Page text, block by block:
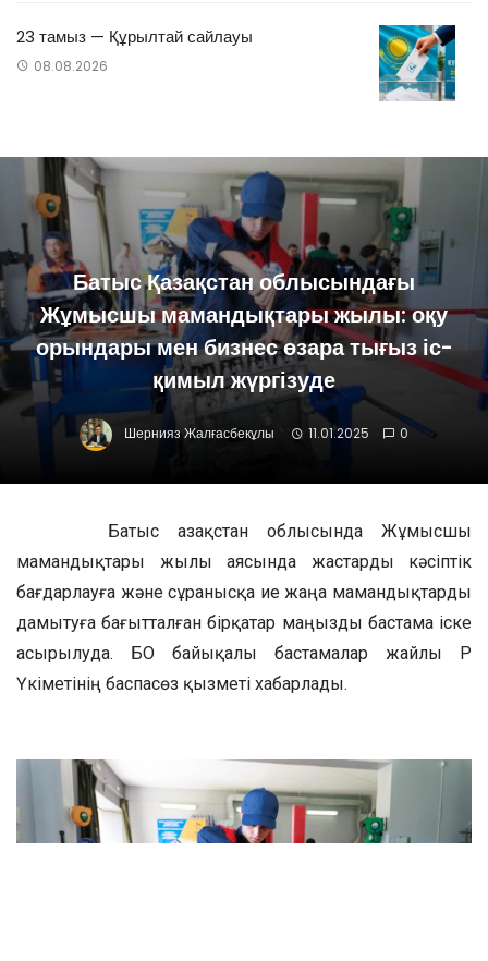
23 тамыз — Құрылтай сайлауы
08.08.2026
Батыс Қазақстан облысындағы
Жұмысшы мамандықтары жылы: оқу
орындары мен бизнес өзара тығыз іс-
қимыл жүргізуде
Шернияз Жалғасбекұлы 11.01.2025 0
Батыс Қазақстан облысында Жұмысшы
мамандықтары жылы аясында жастарды кәсіптік
бағдарлауға және сұранысқа ие жаңа мамандықтарды
дамытуға бағытталған бірқатар маңызды бастама іске
асырылуда. БҚО байықалы бастамалар жайлы ҚР
Үкіметінің баспасөз қызметі хабарлады.